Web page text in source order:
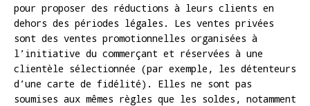
pour proposer des réductions à leurs clients en
dehors des périodes légales. Les ventes privées
sont des ventes promotionnelles organisées à
l’initiative du commerçant et réservées à une
clientèle sélectionnée (par exemple, les détenteurs
d’une carte de fidélité). Elles ne sont pas
soumises aux mêmes règles que les soldes, notamment